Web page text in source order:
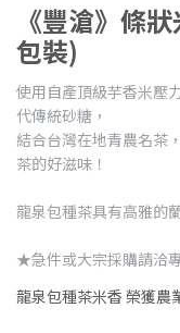
《豐滄》條
包裝)
使用自產頂級芋香米壓
代傳統砂糖，
結合台灣在地青農名茶
茶的好滋味！
龍泉包種茶具有高雅的
★急件或大宗採購請洽
龍泉包種茶米香 榮獲農